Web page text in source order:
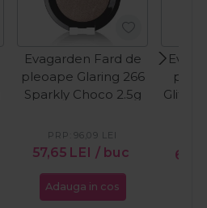
Evagarden Fard de
pleoape Glaring 266
Sparkly Choco 2.5g
57,65 LEI / buc
PRP:96,09 LEI
Adauga in cos
Glitter